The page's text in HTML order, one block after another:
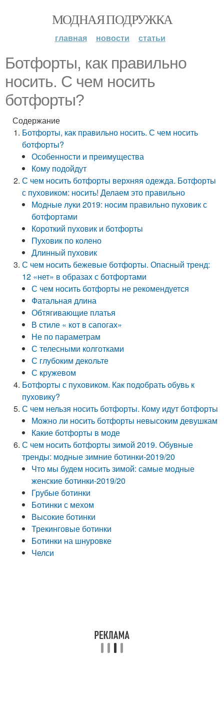
МОДНАЯ ПОДРУЖКА
главная новости статьи
Ботфорты, как правильно
носить. С чем носить
ботфорты?
Содержание
Ботфорты, как правильно носить. С чем носить
ботфорты?
Особенности и преимущества
Кому подойдут
С чем носить ботфорты верхняя одежда. Ботфорты
с пуховиком: носить! Делаем это правильно
Модные луки 2019: носим правильно пуховик с
ботфортами
Короткий пуховик и ботфорты
Пуховик по колено
Длинный пуховик
С чем носить бежевые ботфорты. Опасный тренд:
12 «нет» в образах с ботфортами
С чем носить ботфорты не рекомендуется
Фатальная длина
Обтягивающие платья
В стиле « кот в сапогах»
Не по параметрам
С телесными колготками
С глубоким декольте
С кружевом
Ботфорты с пуховиком. Как подобрать обувь к
пуховику?
С чем нельзя носить ботфорты. Кому идут ботфорты
Можно ли носить ботфорты невысоким девушкам
Какие ботфорты в моде
С чем носить ботфорты зимой 2019. Обувные
тренды: модные зимние ботинки-2019/20
Что мы будем носить зимой: самые модные
женские ботинки-2019/20
Грубые ботинки
Ботинки с мехом
Высокие ботинки
Трекинговые ботинки
Ботинки на шнуровке
Челси